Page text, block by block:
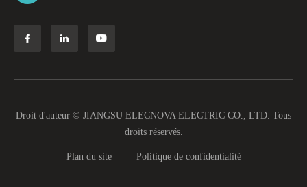
  
Droit d'auteur © JIANGSU ELECNOVA ELECTRIC CO., LTD. Tous
droits réservés.
Plan du site Politique de confidentialité